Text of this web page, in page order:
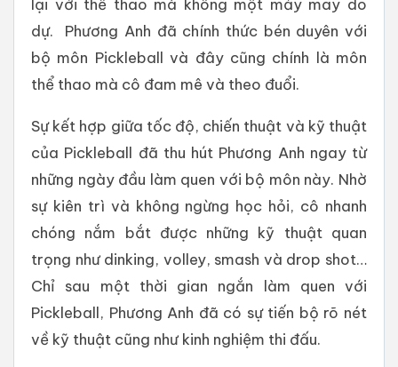
lại với thể thao mà không một mảy may do
dự. Phương Anh đã chính thức bén duyên với
bộ môn Pickleball và đây cũng chính là môn
thể thao mà cô đam mê và theo đuổi.
Sự kết hợp giữa tốc độ, chiến thuật và kỹ thuật
của Pickleball đã thu hút Phương Anh ngay từ
những ngày đầu làm quen với bộ môn này. Nhờ
sự kiên trì và không ngừng học hỏi, cô nhanh
chóng nắm bắt được những kỹ thuật quan
trọng như dinking, volley, smash và drop shot…
Chỉ sau một thời gian ngắn làm quen với
Pickleball, Phương Anh đã có sự tiến bộ rõ nét
về kỹ thuật cũng như kinh nghiệm thi đấu.